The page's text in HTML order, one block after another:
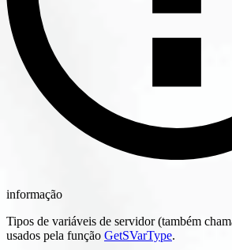
informação
Tipos de variáveis de servidor (também
usados pela função GetSVarType.